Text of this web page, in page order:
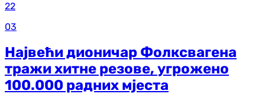
22
03
Највећи дионичар Фолксвагена
тражи хитне резове, угрожено
100.000 радних мјеста